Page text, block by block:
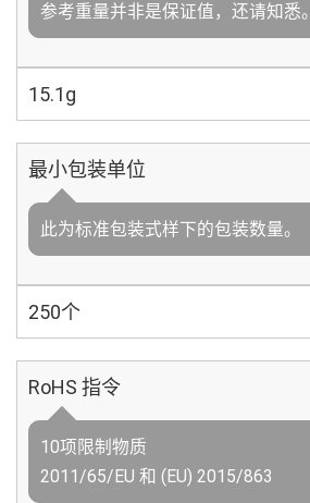
参考重量并非是保证值，还请知悉。
15.1g
最小包装单位
此为标准包装式样下的包装数量。
250个
RoHS 指令
10项限制物质
2011/65/EU 和 (EU) 2015/863